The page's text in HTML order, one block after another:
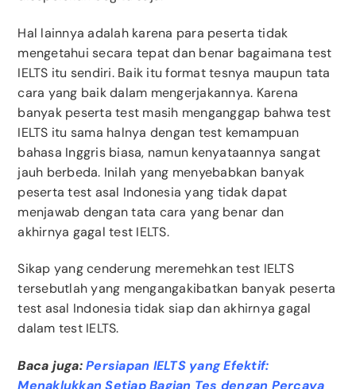
Hal lainnya adalah karena para peserta tidak
mengetahui secara tepat dan benar bagaimana test
IELTS itu sendiri. Baik itu format tesnya maupun tata
cara yang baik dalam mengerjakannya. Karena
banyak peserta test masih menganggap bahwa test
IELTS itu sama halnya dengan test kemampuan
bahasa Inggris biasa, namun kenyataannya sangat
jauh berbeda. Inilah yang menyebabkan banyak
peserta test asal Indonesia yang tidak dapat
menjawab dengan tata cara yang benar dan
akhirnya gagal test IELTS.
Sikap yang cenderung meremehkan test IELTS
tersebutlah yang mengangakibatkan banyak peserta
test asal Indonesia tidak siap dan akhirnya gagal
dalam test IELTS.
Baca juga:Persiapan IELTS yang Efektif:
Menaklukkan Setiap Bagian Tes dengan Percaya